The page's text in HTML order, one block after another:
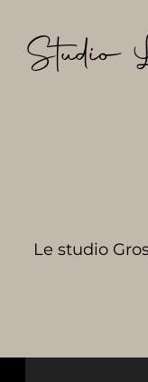
contenu
Studio
Le studio